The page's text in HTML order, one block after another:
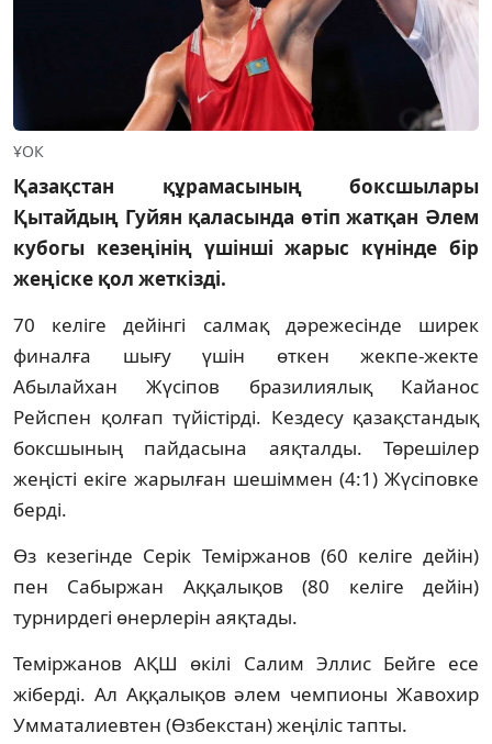
ҰОК
Қазақстан құрамасының боксшылары
Қытайдың Гуйян қаласында өтіп жатқан Әлем
кубогы кезеңінің үшінші жарыс күнінде бір
жеңіске қол жеткізді.
70 келіге дейінгі салмақ дәрежесінде ширек
финалға шығу үшін өткен жекпе-жекте
Абылайхан Жүсіпов бразилиялық Кайанос
Рейспен қолғап түйістірді. Кездесу қазақстандық
боксшының пайдасына аяқталды. Төрешілер
жеңісті екіге жарылған шешіммен (4:1) Жүсіповке
берді.
Өз кезегінде Серік Теміржанов (60 келіге дейін)
пен Сабыржан Аққалықов (80 келіге дейін)
турнирдегі өнерлерін аяқтады.
Теміржанов АҚШ өкілі Салим Эллис Бейге есе
жіберді. Ал Аққалықов әлем чемпионы Жавохир
Умматалиевтен (Өзбекстан) жеңіліс тапты.